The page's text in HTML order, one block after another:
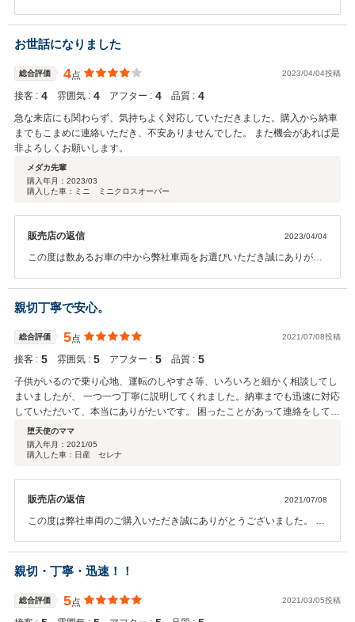
める事が できました！ ホイールのブラック塗装もお考えとの事で、時
期が来ましたらご相談くださいませ。 ブラック塗装にする事で、見栄
えもより引き締まりさらに良く見えてくるかと思います！ またのご連
絡お待ちしております！ この度は誠にありがとうございました。
お世話になりました
総合評価 4点 2023/04/04投稿
接客 : 4 雰囲気 : 4 アフター : 4 品質 : 4
急な来店にも関わらず、気持ちよく対応していただきました。購入から納車
までもこまめに連絡いただき、不安ありませんでした。 また機会があれば是
非よろしくお願いします。
メダカ先輩
購入年月： 2023/03
購入した車：ミニ ミニクロスオーバー
販売店の返信 2023/04/04
この度は数あるお車の中から弊社車両をお選びいただき誠にありがと
共も安心いたしました。 ご予定通りご納車できたのもメダカ先輩のご
協力の元、問題なくスムーズに進めることができました。 こちらこそ
今後とも何卒よろしくお願い致します。 お車の事でお困りの際はいつ
でもお気軽にご連絡ください。
親切丁寧で安心。
総合評価 5点 2021/07/08投稿
接客 : 5 雰囲気 : 5 アフター : 5 品質 : 5
子供がいるので乗り心地、運転のしやすさ等、いろいろと細かく相談してし
まいましたが、 一つ一つ丁寧に説明してくれました。納車までも迅速に対応
していただいて、本当にありがたいです。 困ったことがあって連絡をしても
すぐに対応していただきすごく助かり、安心しました。次回車購入する時に
もこちらのお店で購入させていただきたいと思います。 子供たちもすっかり
このお店のファンになりました。
堕天使のママ
購入年月： 2021/05
購入した車：日産 セレナ
販売店の返信 2021/07/08
この度は弊社車両のご購入いただき誠にありがとうございました。 お
た。 お子様と共に気に入っていただけたようで弊社としても大変安心
いたしました。 何かわからない事などございましたらお気軽にご連絡
ください。 また、お子様ともご一緒にぜひ遊びにいらしてください。
この度は誠にありがとうございました。
親切・丁寧・迅速！！
総合評価 5点 2021/03/05投稿